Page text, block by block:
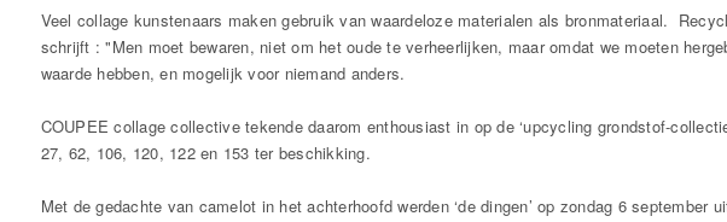
Veel collage kunstenaars maken gebruik van waardeloze materialen als bronmateriaal.
schrijft : "Men moet bewaren, niet om het oude te verheerlijken, maar omdat we moeten
waarde hebben, en mogelijk voor niemand anders.
COUPEE collage collective tekende daarom enthousiast in op de ‘upcycling grondstof-
27, 62, 106, 120, 122 en 153 ter beschikking.
Met de gedachte van camelot in het achterhoofd werden ‘de dingen’ op zondag 6